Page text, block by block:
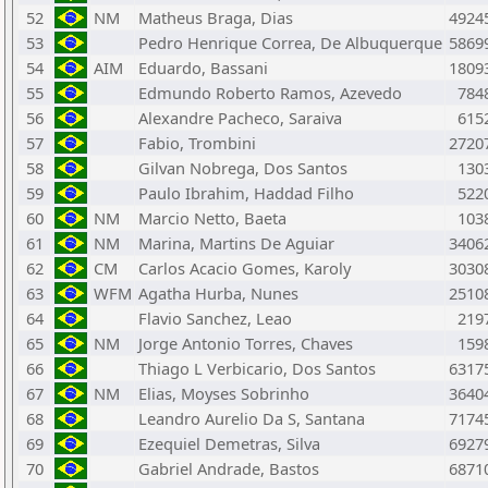
52
NM Matheus Braga, Dias
53
Pedro Henrique Correa, De Albuquerque
54
AIM Eduardo, Bassani
55
Edmundo Roberto Ramos, Azevedo
56
Alexandre Pacheco, Saraiva
57
Fabio, Trombini
58
Gilvan Nobrega, Dos Santos
59
Paulo Ibrahim, Haddad Filho
60
NM Marcio Netto, Baeta
61
NM Marina, Martins De Aguiar
62
CM Carlos Acacio Gomes, Karoly
63
WFM Agatha Hurba, Nunes
64
Flavio Sanchez, Leao
65
NM Jorge Antonio Torres, Chaves
66
Thiago L Verbicario, Dos Santos
67
NM Elias, Moyses Sobrinho
68
Leandro Aurelio Da S, Santana
69
Ezequiel Demetras, Silva
70
Gabriel Andrade, Bastos